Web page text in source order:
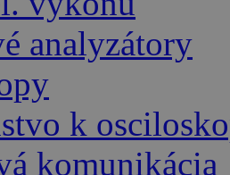
analyzátory
k
komunikácia